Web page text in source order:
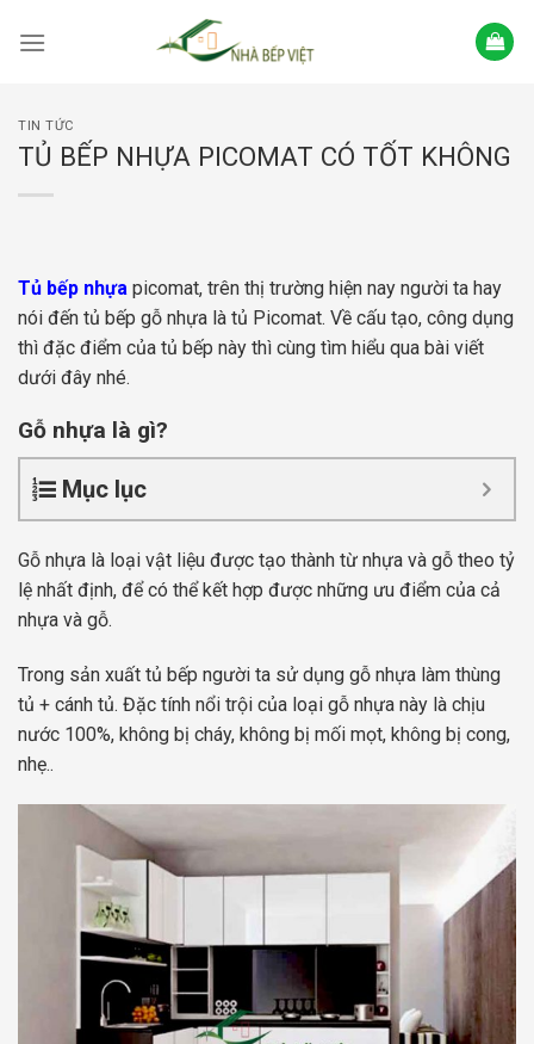
TIN TỨC
TỦ BẾP NHỰA PICOMAT CÓ TỐT KHÔNG
Tủ bếp nhựa picomat, trên thị trường hiện nay người ta hay
nói đến tủ bếp gỗ nhựa là tủ Picomat. Về cấu tạo, công dụng
thì đặc điểm của tủ bếp này thì cùng tìm hiểu qua bài viết
dưới đây nhé.
Gỗ nhựa là gì?
Mục lục
Gỗ nhựa là loại vật liệu được tạo thành từ nhựa và gỗ theo tỷ
lệ nhất định, để có thể kết hợp được những ưu điểm của cả
nhựa và gỗ.
Trong sản xuất tủ bếp người ta sử dụng gỗ nhựa làm thùng
tủ + cánh tủ. Đặc tính nổi trội của loại gỗ nhựa này là chịu
nước 100%, không bị cháy, không bị mối mọt, không bị cong,
nhẹ..